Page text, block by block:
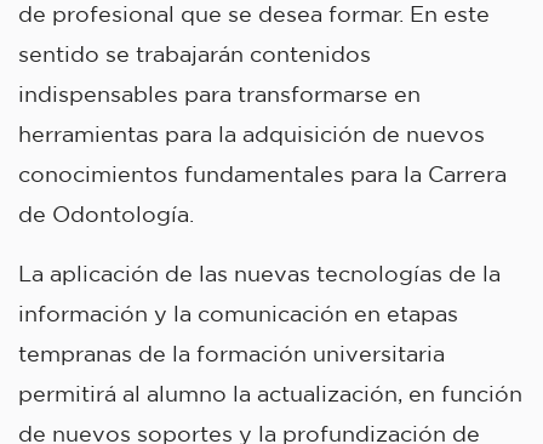
de profesional que se desea formar. En este
sentido se trabajarán contenidos
indispensables para transformarse en
herramientas para la adquisición de nuevos
conocimientos fundamentales para la Carrera
de Odontología.
La aplicación de las nuevas tecnologías de la
información y la comunicación en etapas
tempranas de la formación universitaria
permitirá al alumno la actualización, en función
de nuevos soportes y la profundización de